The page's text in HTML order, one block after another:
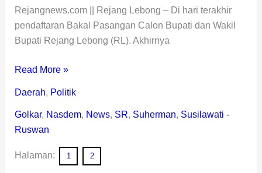
Rejangnews.com || Rejang Lebong – Di hari terakhir
pendaftaran Bakal Pasangan Calon Bupati dan Wakil
Bupati Rejang Lebong (RL). Akhirnya
Read More »
Daerah, Politik
Golkar, Nasdem, News, SR, Suherman, Susilawati -
Ruswan
Halaman: 1 2